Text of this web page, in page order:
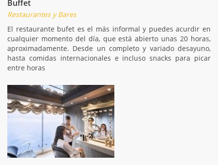
Buffet
Restaurantes y Bares
El restaurante bufet es el más informal y puedes acurdir en
cualquier momento del día, que está abierto unas 20 horas,
aproximadamente. Desde un completo y variado desayuno,
hasta comidas internacionales e incluso snacks para picar
entre horas